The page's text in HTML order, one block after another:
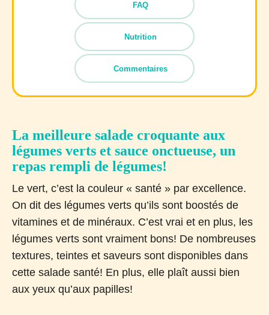
FAQ
Nutrition
Commentaires
La meilleure salade croquante aux
légumes verts et sauce onctueuse, un
repas rempli de légumes!
Le vert, c’est la couleur « santé » par excellence.
On dit des légumes verts qu’ils sont boostés de
vitamines et de minéraux. C’est vrai et en plus, les
légumes verts sont vraiment bons! De nombreuses
textures, teintes et saveurs sont disponibles dans
cette salade santé! En plus, elle plaît aussi bien
aux yeux qu’aux papilles!